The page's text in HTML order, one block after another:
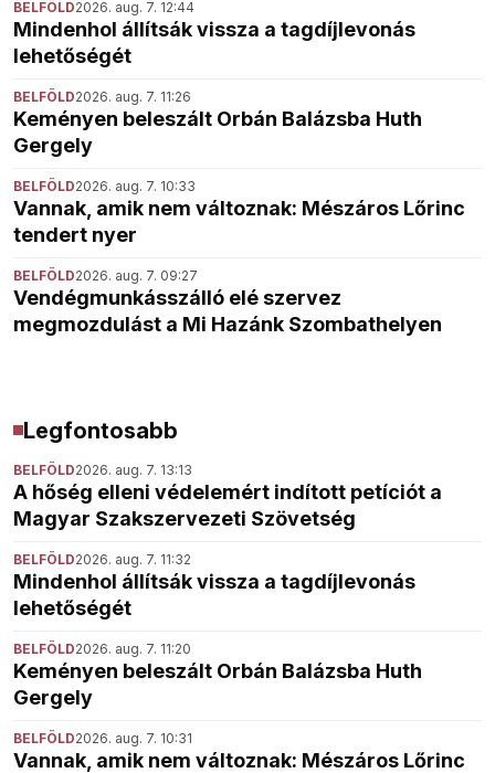
BELFÖLD2026. aug. 7. 12:44
Mindenhol állítsák vissza a tagdíjlevonás
lehetőségét
BELFÖLD2026. aug. 7. 11:26
Keményen beleszált Orbán Balázsba Huth
Gergely
BELFÖLD2026. aug. 7. 10:33
Vannak, amik nem változnak: Mészáros Lőrinc
tendert nyer
BELFÖLD2026. aug. 7. 09:27
Vendégmunkásszálló elé szervez
megmozdulást a Mi Hazánk Szombathelyen
Legfontosabb
BELFÖLD2026. aug. 7. 13:13
A hőség elleni védelemért indított petíciót a
Magyar Szakszervezeti Szövetség
BELFÖLD2026. aug. 7. 11:32
Mindenhol állítsák vissza a tagdíjlevonás
lehetőségét
BELFÖLD2026. aug. 7. 11:20
Keményen beleszált Orbán Balázsba Huth
Gergely
BELFÖLD2026. aug. 7. 10:31
Vannak, amik nem változnak: Mészáros Lőrinc